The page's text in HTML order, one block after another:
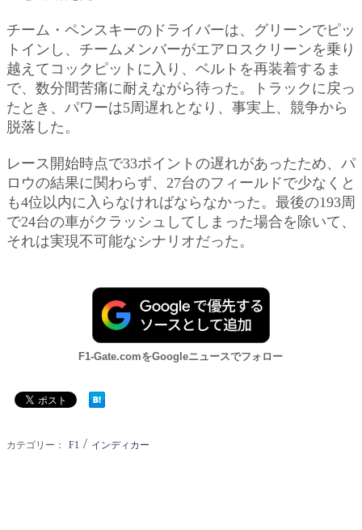
チーム・ペンスキーのドライバーは、グリーンでピッ
トインし、チームメンバーがエアロスクリーンを乗り
越えてコックピットに入り、ベルトを再装着するま
で、数分間苦痛に耐えながら待った。トラックに戻っ
たとき、パワーは5周遅れとなり、事実上、競争から
脱落した。
レース開始時点で33ポイントの遅れがあったため、パ
ロウの結果に関わらず、27台のフィールドで少なくと
も4位以内に入らなければならなかった。最後の193周
で24台の車がクラッシュしてしまった場合を除いて、
それは実現不可能なシナリオだった。
F1-Gate.comをGoogleニュースでフォロー
カテゴリー： F1 / インディカー